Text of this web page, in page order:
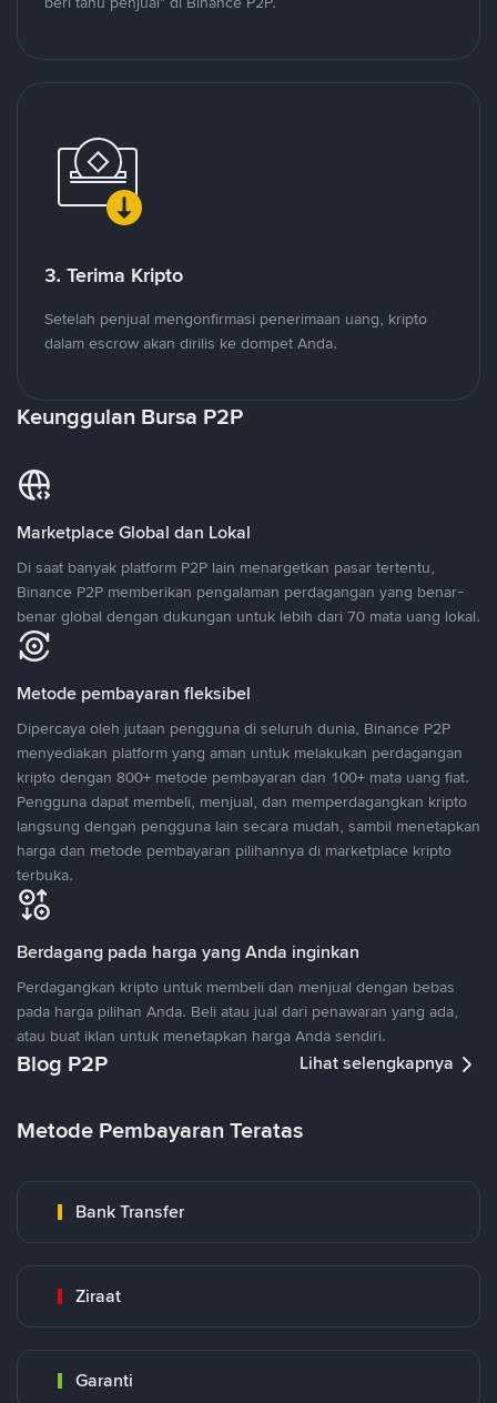
3. Terima Kripto
Setelah penjual mengonfirmasi penerimaan uang, kripto
dalam escrow akan dirilis ke dompet Anda.
Keunggulan Bursa P2P
Marketplace Global dan Lokal
Di saat banyak platform P2P lain menargetkan pasar tertentu,
Binance P2P memberikan pengalaman perdagangan yang benar-
benar global dengan dukungan untuk lebih dari 70 mata uang lokal.
Metode pembayaran fleksibel
Dipercaya oleh jutaan pengguna di seluruh dunia, Binance P2P
menyediakan platform yang aman untuk melakukan perdagangan
kripto dengan 800+ metode pembayaran dan 100+ mata uang fiat.
Pengguna dapat membeli, menjual, dan memperdagangkan kripto
langsung dengan pengguna lain secara mudah, sambil menetapkan
harga dan metode pembayaran pilihannya di marketplace kripto
terbuka.
Berdagang pada harga yang Anda inginkan
Perdagangkan kripto untuk membeli dan menjual dengan bebas
pada harga pilihan Anda. Beli atau jual dari penawaran yang ada,
atau buat iklan untuk menetapkan harga Anda sendiri.
Blog P2P Lihat selengkapnya
Metode Pembayaran Teratas
Bank Transfer
Ziraat
Garanti